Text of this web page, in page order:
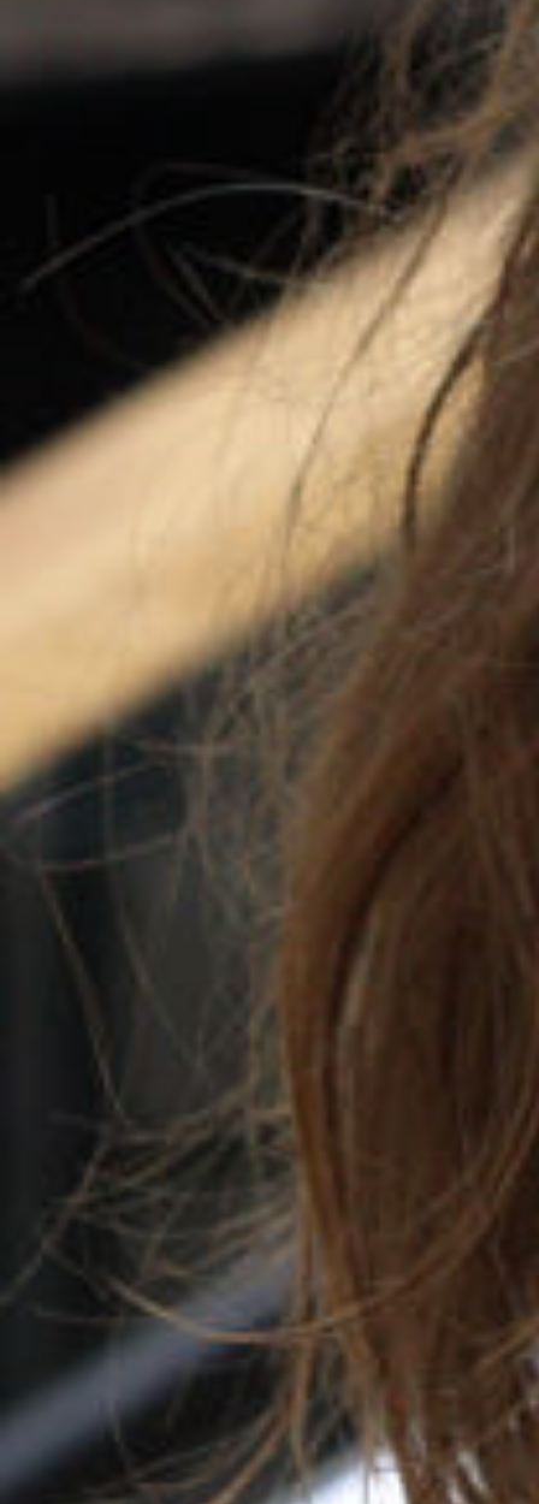
Sanne Haase er blevet ansat som
forsknings- og analysechef i VIVE. Hun
kommer fra en stilling som
forskningschef i VIA University College.
Den 1. marts tiltræder Sanne Haase som
forsknings- og analysechef i VIVE Sundhed, den
ene af VIVEs seks analyseafdelinger.
”Vi glæder os til at byde Sanne Haase velkommen.
Hun har solid erfaring med både personaleledelse
og forskningsfaglig ledelse af tværvidenskabelige
vidensmiljøer. Samtidig har hun bred erfaring med
mange af de opgaver, emner og metoder, som vi
Sanne Haase kommer fra VIA University College.
Her har hun stået spidsen for de to
samt Forskningscenter for Ledelse, organisation og
”Jeg er grundlæggende motiveret af at løfte
kvaliteten af den viden, vi baserer vores
velfærdssamfund på. Og her spiller VIVE for mig at
se en stor rolle, som jeg glæder mig til at
understøtte. Jeg har stor interesse for den
praksisnære og anvendelsesorienterede forskning,
som jeg glæder mig til at arbejde videre med i
VIVE. Jeg ser frem til at lære nye medarbejdere,
kolleger og samarbejdspartnere at kende,” siger
Sanne Haase.
Sanne Haase er kandidat i medievidenskab og har
en ph.d.-grad i samfundsvidenskab fra Aarhus